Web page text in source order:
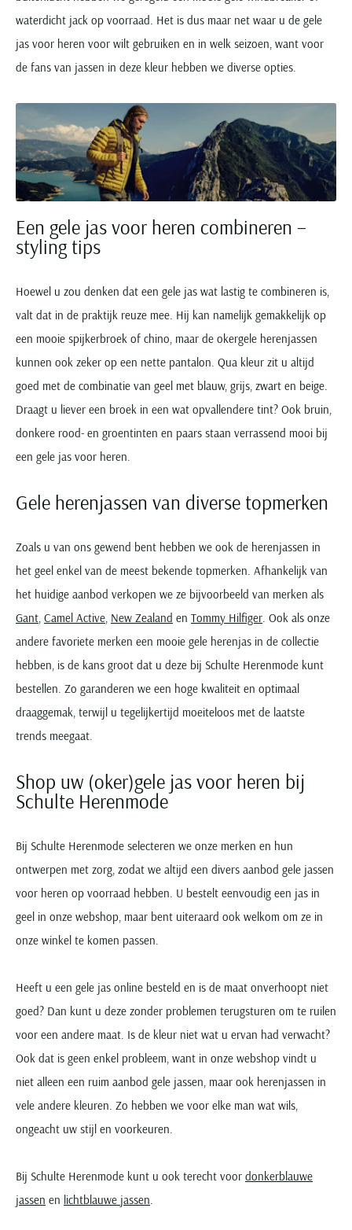
waterdicht jack op voorraad. Het is dus maar net waar u de gele
jas voor heren voor wilt gebruiken en in welk seizoen, want voor
de fans van jassen in deze kleur hebben we diverse opties.
Een gele jas voor heren combineren –
styling tips
Hoewel u zou denken dat een gele jas wat lastig te combineren is,
valt dat in de praktijk reuze mee. Hij kan namelijk gemakkelijk op
een mooie spijkerbroek of chino, maar de okergele herenjassen
kunnen ook zeker op een nette pantalon. Qua kleur zit u altijd
goed met de combinatie van geel met blauw, grijs, zwart en beige.
Draagt u liever een broek in een wat opvallendere tint? Ook bruin,
donkere rood- en groentinten en paars staan verrassend mooi bij
een gele jas voor heren.
Gele herenjassen van diverse topmerken
Zoals u van ons gewend bent hebben we ook de herenjassen in
het geel enkel van de meest bekende topmerken. Afhankelijk van
het huidige aanbod verkopen we ze bijvoorbeeld van merken als
Gant, Camel Active, New Zealand en Tommy Hilfiger. Ook als onze
andere favoriete merken een mooie gele herenjas in de collectie
hebben, is de kans groot dat u deze bij Schulte Herenmode kunt
bestellen. Zo garanderen we een hoge kwaliteit en optimaal
draaggemak, terwijl u tegelijkertijd moeiteloos met de laatste
trends meegaat.
Shop uw (oker)gele jas voor heren bij
Schulte Herenmode
Bij Schulte Herenmode selecteren we onze merken en hun
ontwerpen met zorg, zodat we altijd een divers aanbod gele jassen
voor heren op voorraad hebben. U bestelt eenvoudig een jas in
geel in onze webshop, maar bent uiteraard ook welkom om ze in
onze winkel te komen passen.
Heeft u een gele jas online besteld en is de maat onverhoopt niet
goed? Dan kunt u deze zonder problemen terugsturen om te ruilen
voor een andere maat. Is de kleur niet wat u ervan had verwacht?
Ook dat is geen enkel probleem, want in onze webshop vindt u
niet alleen een ruim aanbod gele jassen, maar ook herenjassen in
vele andere kleuren. Zo hebben we voor elke man wat wils,
ongeacht uw stijl en voorkeuren.
Bij Schulte Herenmode kunt u ook terecht voor donkerblauwe
jassen en lichtblauwe jassen.